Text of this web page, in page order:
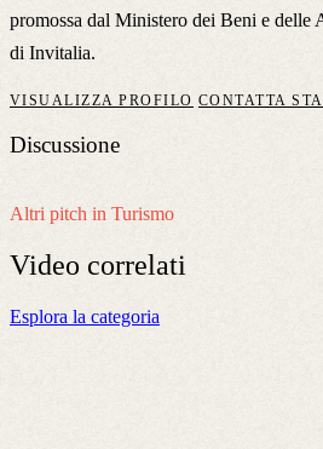
promossa dal Ministero dei Beni e delle
di Invitalia.
VISUALIZZA PROFILO CONTATTA
Discussione
Altri pitch in Turismo
Video correlati
Esplora la categoria